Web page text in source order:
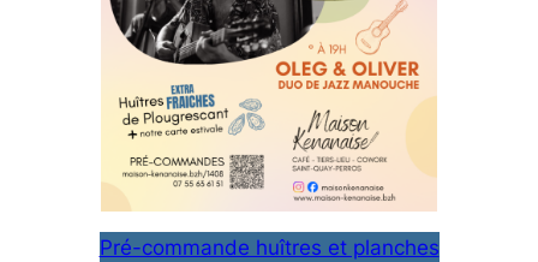
Pré-commande huîtres et planches